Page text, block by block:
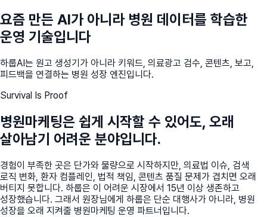
요즘 만든 AI가 아니라 병원 데이터를 학습한
운영 기술입니다
하룹AI는 원고 생성기가 아니라 키워드, 의료광고 검수, 콘텐츠, 보고,
피드백을 연결하는 병원 성장 엔진입니다.
Survival Is Proof
병원마케팅은 쉽게 시작할 수 있어도, 오래
살아남기 어려운 분야입니다.
경험이 부족한 곳은 단가와 물량으로 시작하지만, 의료법 이슈, 검색
로직 변화, 환자 컴플레인, 법적 책임, 콘텐츠 품질 문제가 겹치면 오래
버티지 못합니다. 하룹은 이 어려운 시장에서 15년 이상 생존하고
성장했습니다. 그래서 원장님에게 하룹은 단순 대행사가 아니라, 병원
성장을 오래 지켜줄 병원마케팅 운영 파트너입니다.